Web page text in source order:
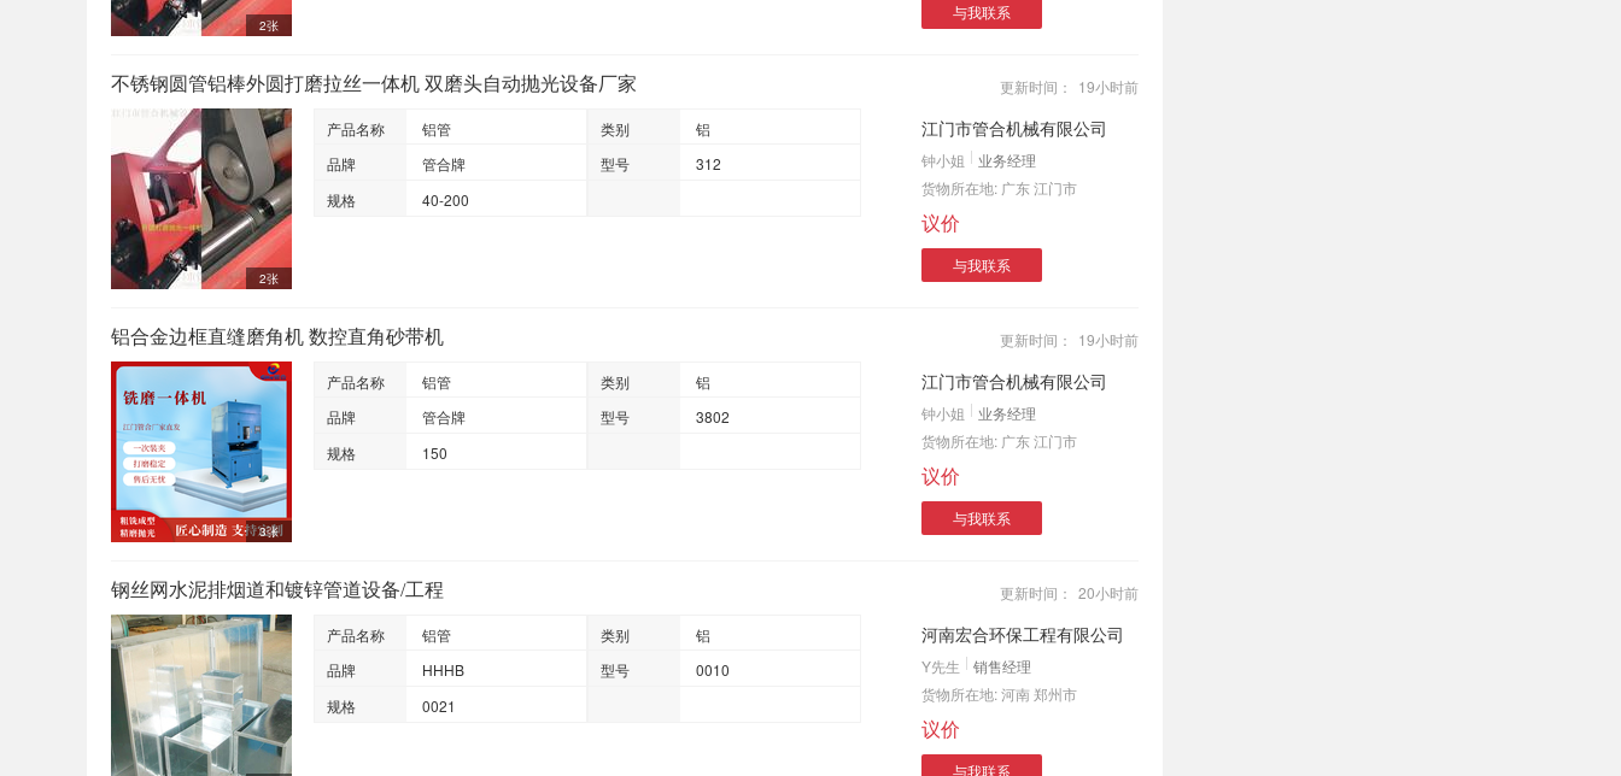
2张
与我联系
不锈钢圆管铝棒外圆打磨拉丝一体机 双磨头自动抛光设备厂家 更新时间： 19小时前
2张
产品名称 铝管 类别
铝
品牌
管合牌 型号
312
规格
40-200
江门市管合机械有限公司
钟小姐
业务经理
货物所在地: 广东 江门市
议价
与我联系
铝合金边框直缝磨角机 数控直角砂带机 更新时间： 19小时前
3张
产品名称 铝管 类别
铝
品牌
管合牌 型号
3802
规格
150
江门市管合机械有限公司
钟小姐
业务经理
货物所在地: 广东 江门市
议价
与我联系
钢丝网水泥排烟道和镀锌管道设备/工程 更新时间： 20小时前
产品名称 铝管 类别
铝
品牌
HHHB 型号
0010
规格
0021
河南宏合环保工程有限公司
Y先生
销售经理
货物所在地:河南 郑州市
议价
与我联系